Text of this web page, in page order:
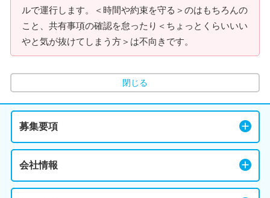
ルで運行します。＜時間や約束を守る＞のはもちろんの
こと、共有事項の確認を怠ったり＜ちょっとくらいいい
やと気が抜けてしまう方＞は不向きです。
閉じる
募集要項
会社情報